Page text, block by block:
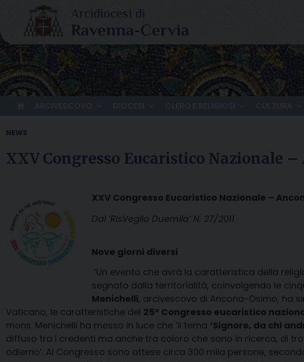
content
NEWS
XXV Congresso Eucaristico Nazionale –
XXV Congresso Eucaristico Nazionale –
Dal ‘RisVeglio Duemila’ N. 27/2011
Nove giorni diversi
‘Un evento che avrà la caratteristica della
segnato dalla territorialità, coinvolgendo le
Menichelli, arcivescovo di Ancona-Osimo, ha
Vaticano, le caratteristiche del 25° Congresso eucaristico
mons. Menichelli ha messo in luce che ‘il tema ‘Signore, da chi
diffuso tra i credenti ma anche tra coloro che sono in ricerca, di
odierno’. Al Congresso sono attese circa 300 mila persone,